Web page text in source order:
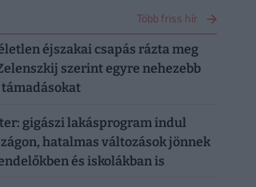
Több friss hír
éjszakai csapás rázta meg
szerint egyre nehezebb
gigászi lakásprogram indul
hatalmas változások jönnek
és iskolákban is